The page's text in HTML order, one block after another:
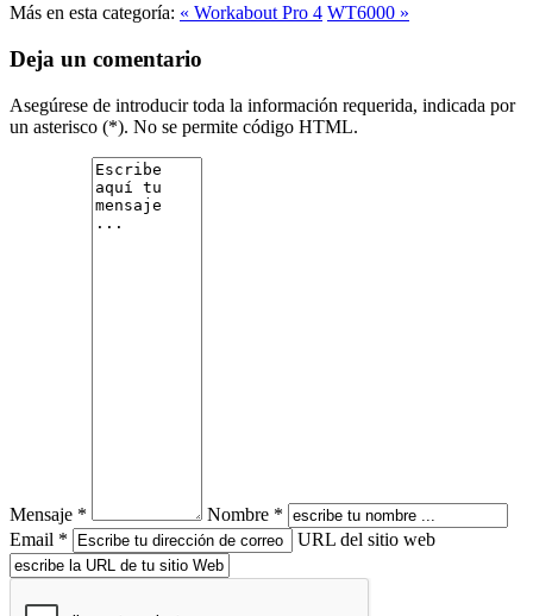
Más en esta categoría: « Workabout Pro 4 WT6000 »
Deja un comentario
Asegúrese de introducir toda la información requerida, indicada por
un asterisco (*). No se permite código HTML.
Mensaje *
Nombre *
Email *
URL del sitio web